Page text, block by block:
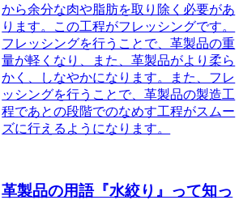
から余分な肉や脂肪を取り除く必要があ
ります。この工程がフレッシングです。
フレッシングを行うことで、革製品の重
量が軽くなり、また、革製品がより柔ら
かく、しなやかになります。また、フレ
ッシングを行うことで、革製品の製造工
程であとの段階でのなめす工程がスムー
ズに行えるようになります。
革製品の用語『水絞り』って知っ